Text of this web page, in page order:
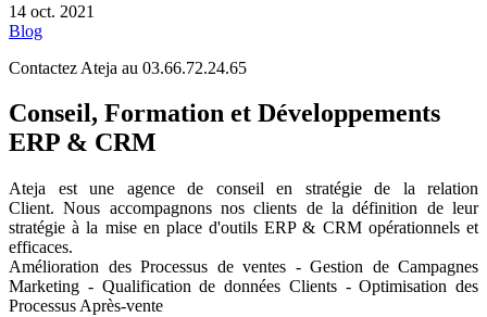
14 oct. 2021
Blog
Contactez Ateja au 03.66.72.24.65
Conseil, Formation et Développements
ERP & CRM
Ateja est une agence de conseil en stratégie de la relation
Client.Nous accompagnons nos clients de la définition de leur
stratégie à la mise en place d'outils ERP & CRM opérationnels et
efficaces.
Amélioration des Processus de ventes - Gestion de Campagnes
Marketing - Qualification de données Clients - Optimisation des
Processus Après-vente